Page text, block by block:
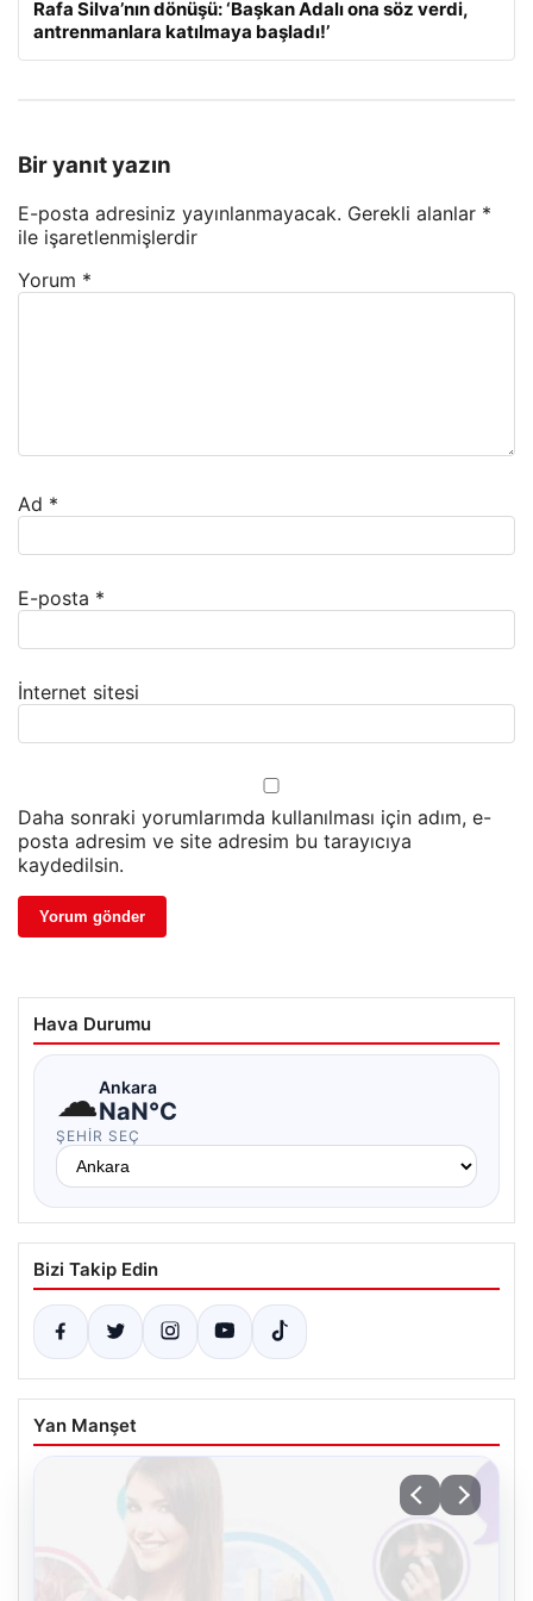
Rafa Silva’nın dönüşü: ‘Başkan Adalı ona söz verdi,
antrenmanlara katılmaya başladı!’
Bir yanıt yazın
E-posta adresiniz yayınlanmayacak. Gerekli alanlar *
ile işaretlenmişlerdir
Yorum *
Ad *
E-posta *
İnternet sitesi
Daha sonraki yorumlarımda kullanılması için adım, e-
posta adresim ve site adresim bu tarayıcıya
kaydedilsin.
Hava Durumu
☁Ankara
NaN°C
ŞEHIR SEÇ
Bizi Takip Edin
Yan Manşet